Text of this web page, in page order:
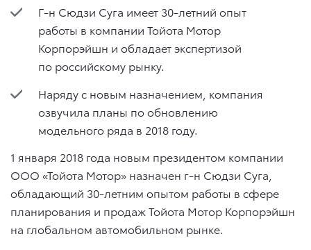
Г-н Сюдзи Суга имеет 30-летний опыт
работы в компании Тойота Мотор
Корпорэйшн и обладает экспертизой
по российскому рынку.
Наряду с новым назначением, компания
озвучила планы по обновлению
модельного ряда в 2018 году.
1 января 2018 года новым президентом компании
ООО «Тойота Мотор» назначен г-н Сюдзи Суга,
обладающий 30-летним опытом работы в сфере
планирования и продаж Тойота Мотор Корпорэйшн
на глобальном автомобильном рынке.